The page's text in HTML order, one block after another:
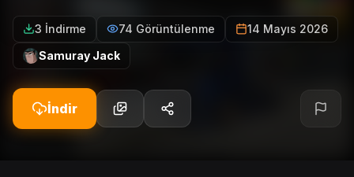
3 İndirme 74 Görüntülenme
14 Mayıs 2026
Samuray Jack
İndir